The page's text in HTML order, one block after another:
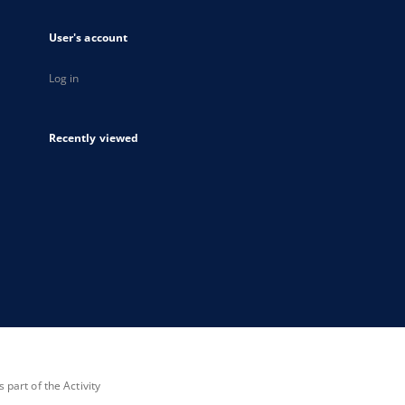
User's account
Log in
Recently viewed
part of the Activity